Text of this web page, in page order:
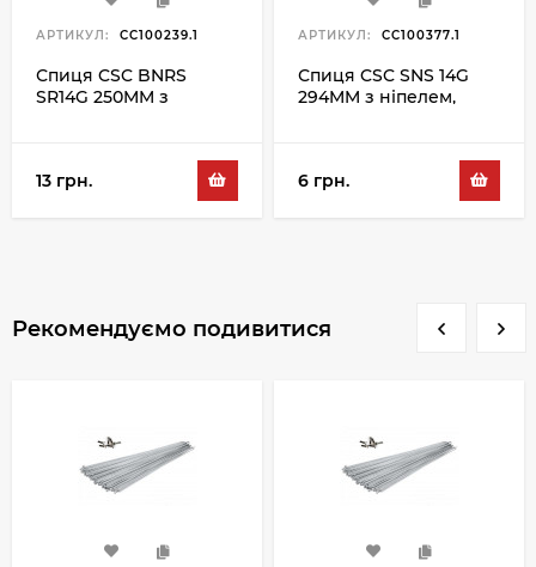
АРТИКУЛ: CC100239.1
Спиця CSC BNRS
SR14G 250MM з
13 грн.
АРТИКУЛ: CC100377.1
Спиця CSC SNS 14G
294MM з ніпелем,
6 грн.
Рекомендуємо подивитися